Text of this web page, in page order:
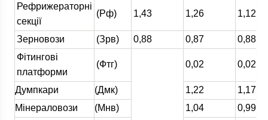
Рефрижераторні
секції
(Рф) 1,43 1,26 1,12
Зерновози (Зрв) 0,88 0,87
0,88
Фітингові
платформи
(Фтг) 0,02 0,02
Думпкари (Дмк) 1,22
1,17
Мінераловози
(Мнв) 1,04
0,99